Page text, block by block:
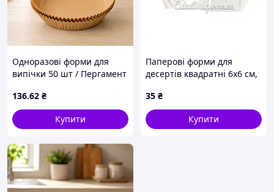
Одноразові форми для
випічки 50 шт / Пергамент
Паперові вкладиші для
аерофритюрниці
136.62 ₴
Купити
Паперові форми для
десертів квадратні 6х6 см,
35 ₴
Купити